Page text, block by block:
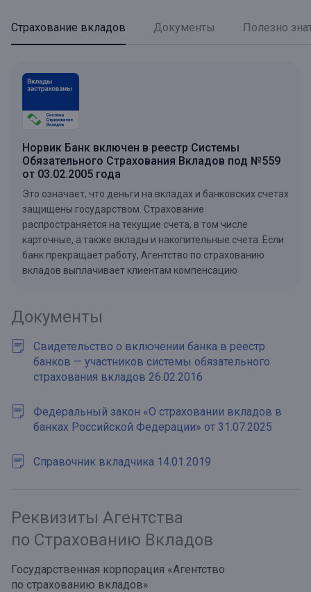
Страхование вкладов Документы Полезно
Норвик Банк включен в реестр Системы
Обязательного Страхования Вкладов под №559
от 03.02.2005 года
Это означает, что деньги на вкладах и банковских счетах
защищены государством. Страхование
распространяется на текущие счета, в том числе
карточные, а также вклады и накопительные счета. Если
банк прекращает работу, Агентство по страхованию
вкладов выплачивает клиентам компенсацию
Документы
Свидетельство о включении банка в реестр
банков — участников системы обязательного
страхования вкладов 26.02.2016
Федеральный закон «О страховании вкладов в
банках Российской Федерации» от 31.07.2025
Справочник вкладчика 14.01.2019
Реквизиты Агентства
по Страхованию Вкладов
Государственная корпорация «Агентство
по страхованию вкладов»